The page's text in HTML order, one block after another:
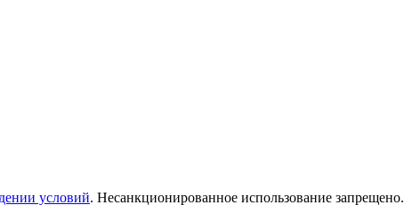
условий. Несанкционированное использование запрещено.